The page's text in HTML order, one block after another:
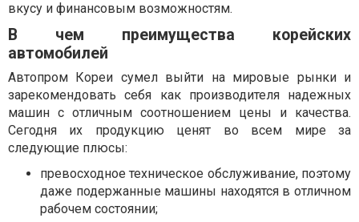
вкусу и финансовым возможностям.
В чем преимущества корейских
автомобилей
Автопром Кореи сумел выйти на мировые рынки и
зарекомендовать себя как производителя надежных
машин с отличным соотношением цены и качества.
Сегодня их продукцию ценят во всем мире за
следующие плюсы:
превосходное техническое обслуживание, поэтому
даже подержанные машины находятся в отличном
рабочем состоянии;